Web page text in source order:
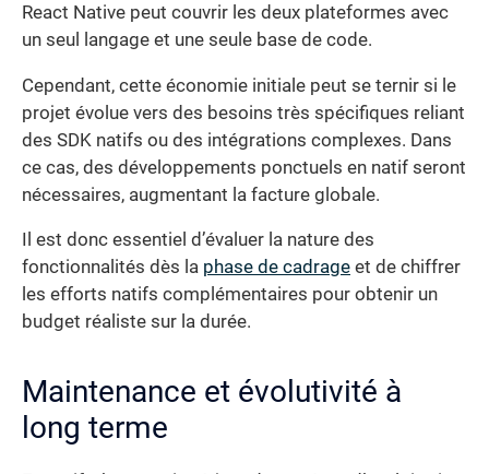
React Native peut couvrir les deux plateformes avec
un seul langage et une seule base de code.
Cependant, cette économie initiale peut se ternir si le
projet évolue vers des besoins très spécifiques reliant
des SDK natifs ou des intégrations complexes. Dans
ce cas, des développements ponctuels en natif seront
nécessaires, augmentant la facture globale.
Il est donc essentiel d’évaluer la nature des
fonctionnalités dès la phase de cadrage et de chiffrer
les efforts natifs complémentaires pour obtenir un
budget réaliste sur la durée.
Maintenance et évolutivité à
long terme